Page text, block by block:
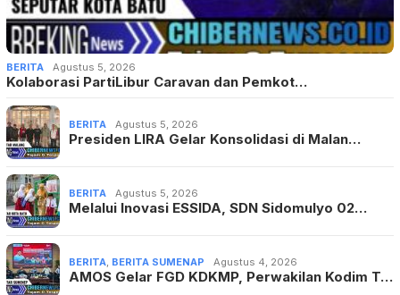
BERITA Agustus 5, 2026
Kolaborasi PartiLibur Caravan dan Pemkot…
BERITA Agustus 5, 2026
Presiden LIRA Gelar Konsolidasi di Malan…
BERITA Agustus 5, 2026
Melalui Inovasi ESSIDA, SDN Sidomulyo 02…
BERITA BERITA SUMENAP Agustus 4, 2026
AMOS Gelar FGD KDKMP, Perwakilan Kodim T…